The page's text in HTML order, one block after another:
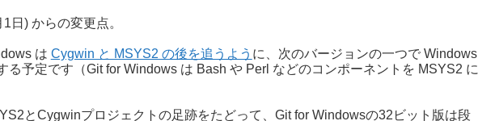
日) からの変更点。
は Cygwin と MSYS2 の後を追うよう に、次のバージョンの一つで Windows
る予定です（Git for Windows は Bash や Perl などのコンポーネントを MSYS2 に
とCygwinプロジェクトの足跡をたどって、Git for Windowsの32ビット版は段